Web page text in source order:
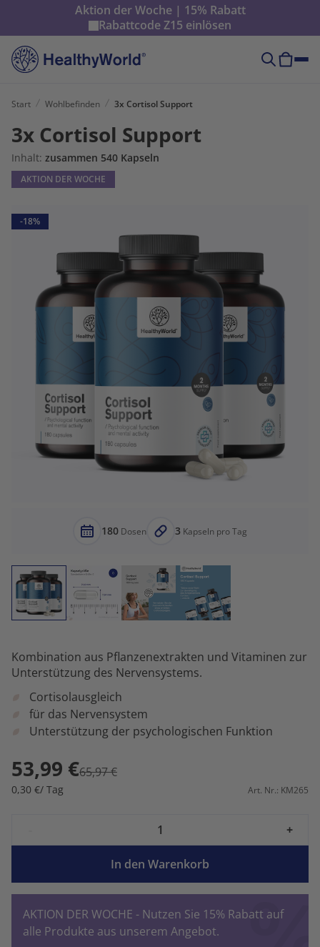
Aktion der Woche | 15% Rabatt
RabattcodeZ15 einlösen
Start Wohlbefinden 3x Cortisol Support
3x Cortisol Support
Inhalt: zusammen 540 Kapseln
AKTION DER WOCHE
-18%
180 Dosen 3 Kapseln pro Tag
Kombination aus Pflanzenextrakten und Vitaminen zur
Unterstützung des Nervensystems.
Cortisolausgleich
für das Nervensystem
Unterstützung der psychologischen Funktion
53,99 €65,97 €
0,30 €/ Tag Art. Nr.: KM265
+
In den Warenkorb
AKTION DER WOCHE - Nutzen Sie 15% Rabatt auf
alle Produkte aus unserem Angebot.